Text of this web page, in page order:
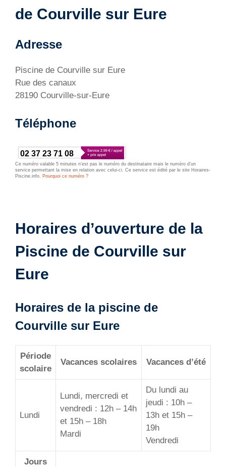
de Courville sur Eure
Adresse
Piscine de Courville sur Eure
Rue des canaux
28190 Courville-sur-Eure
Téléphone
02 37 23 71 08
Ce numéro valable 5 minutes n’est pas le numéro du destinataire mais le numéro d’un
service permettant la mise en relation avec celui-ci. Ce service est édité par le site Horaires-
Piscine.info. Pourquoi ce numéro ?
Horaires d’ouverture de la
Piscine de Courville sur
Eure
Horaires de la piscine de
Courville sur Eure
Période
scolaire
Vacances scolaires Vacances d’été
Lundi
Lundi, mercredi et
vendredi : 12h – 14h
et 15h – 18h
Mardi
Du lundi au
jeudi : 10h –
13h et 15h –
19h
Vendredi
Jours